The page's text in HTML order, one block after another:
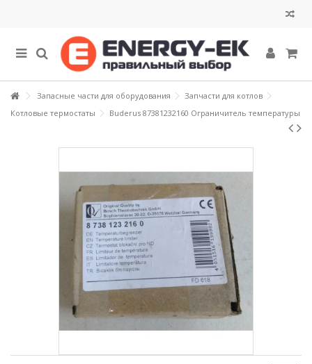
Запасные части для оборудования
Запчасти для котлов
Котловые термостаты
Buderus 87381232160 Ограничитель температуры